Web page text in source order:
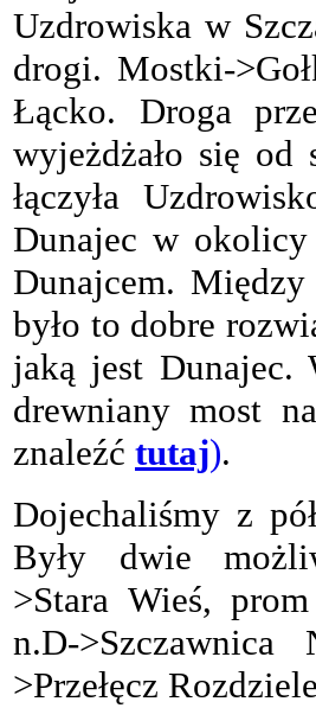
Uzdrowiska w
drogi. Mostki-
Łącko. Droga
wyjeżdżało się od
łączyła
Dunajec w okolicy
Dunajcem.
było to dobre
jaką jest Dunajec.
drewniany most
znaleźć tutaj).
Dojechaliśmy z
Były dwie
>Stara Wieś,
n.D-
>Przełęcz